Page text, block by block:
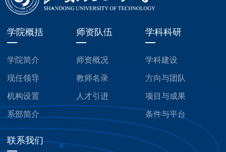
学院概括
学院简介
现任领导
机构设置
系部简介
师资队伍
师资概况
教师名录
人才引进
学科科研
学科建设
方向与团队
项目与成果
条件与平台
联系我们